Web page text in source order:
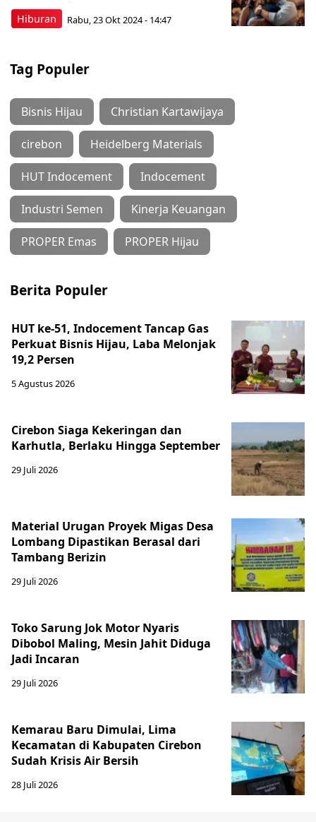
Hiburan Rabu, 23 Okt 2024 - 14:47
Tag Populer
Bisnis Hijau Christian Kartawijaya
cirebon Heidelberg Materials
HUT Indocement Indocement
Industri Semen Kinerja Keuangan
PROPER Emas PROPER Hijau
Berita Populer
HUT ke-51, Indocement Tancap Gas
Perkuat Bisnis Hijau, Laba Melonjak
19,2 Persen
5 Agustus 2026
Cirebon Siaga Kekeringan dan
Karhutla, Berlaku Hingga September
29 Juli 2026
Material Urugan Proyek Migas Desa
Lombang Dipastikan Berasal dari
Tambang Berizin
29 Juli 2026
Toko Sarung Jok Motor Nyaris
Dibobol Maling, Mesin Jahit Diduga
Jadi Incaran
29 Juli 2026
Kemarau Baru Dimulai, Lima
Kecamatan di Kabupaten Cirebon
Sudah Krisis Air Bersih
28 Juli 2026